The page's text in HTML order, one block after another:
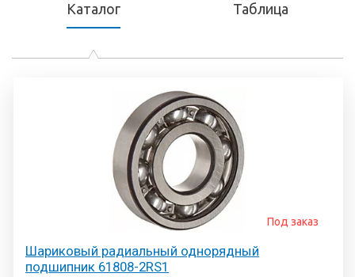
Каталог Таблица
Шариковый радиальный однорядный
подшипник 61808-2RS1
Под заказ